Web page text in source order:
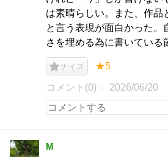
は素晴らしい。また、作品
と言う表現が面白かった。
さを埋める為に書いている
ナイス ★5
コメント(0) 2026/06/20
M